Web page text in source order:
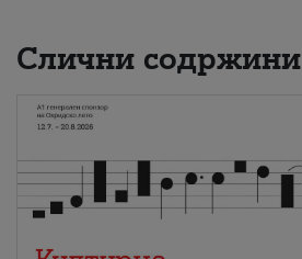
Слични содржини